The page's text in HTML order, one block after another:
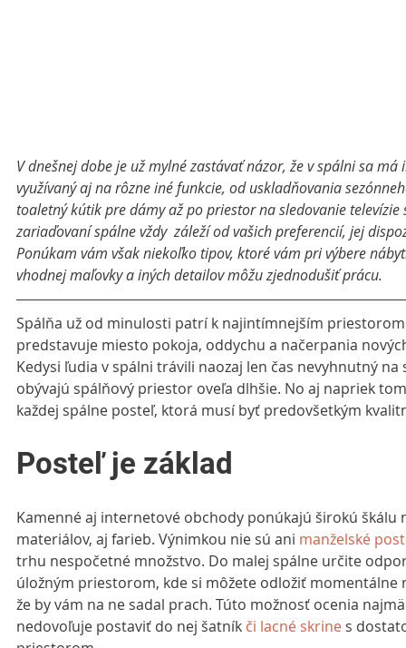
V dnešnej dobe je už mylné zastávať názor, že v spálni sa
využívaný aj na rôzne iné funkcie, od uskladňovania
toaletný kútik pre dámy až po priestor na sledovanie
zariaďovaní spálne vždy  záleží od vašich preferencií, jej
Ponúkam vám však niekoľko tipov, ktoré vám pri výbere
vhodnej maľovky a iných detailov môžu zjednodušiť prácu.
Spálňa už od minulosti patrí k najintímnejším
predstavuje miesto pokoja, oddychu a načerpania
Kedysi ľudia v spálni trávili naozaj len čas nevyhnutný na
obývajú spálňový priestor oveľa dlhšie. No aj napriek
každej spálne posteľ, ktorá musí byť predovšetkým
Posteľ je základ
Kamenné aj internetové obchody ponúkajú širokú
materiálov, aj farieb. Výnimkou nie sú ani manželské
trhu nespočetné množstvo. Do malej spálne určite
úložným priestorom, kde si môžete odložiť
že by vám na ne sadal prach. Túto možnosť ocenia
nedovoľuje postaviť do nej šatník či lacné skrine s